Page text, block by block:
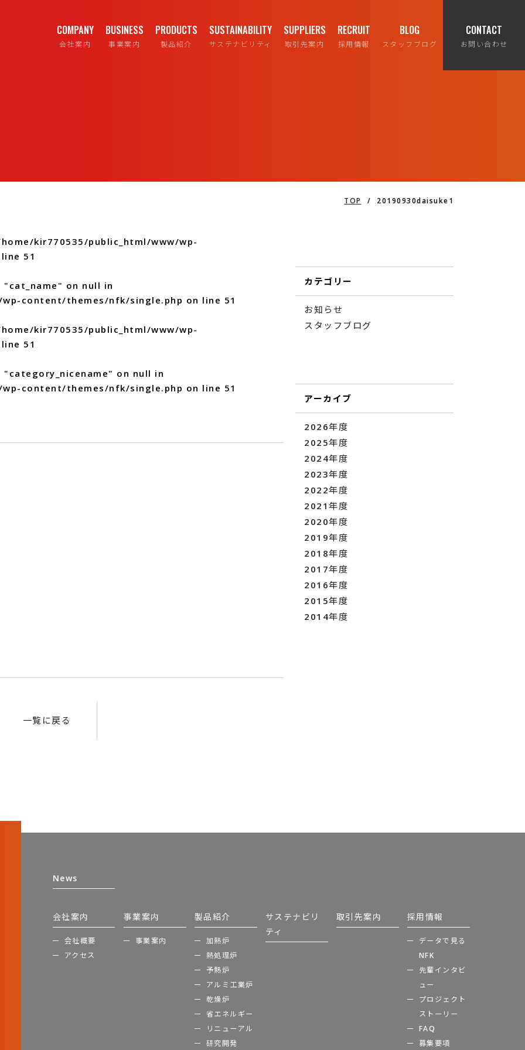
COMPANY
会社案内
BUSINESS
事業案内
PRODUCTS
製品紹介
SUSTAINABILITY
サステナビリティ
SUPPLIERS
取引先案内
RECRUIT
採用情報
BLOG
スタッフブログ
CONTACT
お問い合わせ
TOP / 20190930daisuke1
kir770535/public_html/www/wp-
51
on null in
content/themes/nfk/single.php on line 51
kir770535/public_html/www/wp-
51
on null in
content/themes/nfk/single.php on line 51
一覧に戻る
カテゴリー
お知らせ
スタッフブログ
アーカイブ
2026年度
2025年度
2024年度
2023年度
2022年度
2021年度
2020年度
2019年度
2018年度
2017年度
2016年度
2015年度
2014年度
News
会社案内
会社概要
アクセス
事業案内
事業案内
製品紹介
加熱炉
熱処理炉
予熱炉
アルミ工業炉
乾燥炉
省エネルギー
リニューアル
研究開発
サステナビリ
ティ
取引先案内 採用情報
データで見る
NFK
先輩インタビ
ュー
プロジェクト
ストーリー
FAQ
募集要項